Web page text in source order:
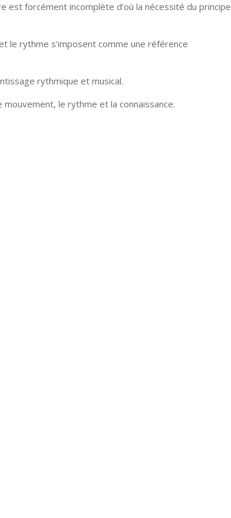
est forcément incomplète d’où la nécessité du principe
le rythme s’imposent comme une référence
rythmique et musical.
mouvement, le rythme et la connaissance.